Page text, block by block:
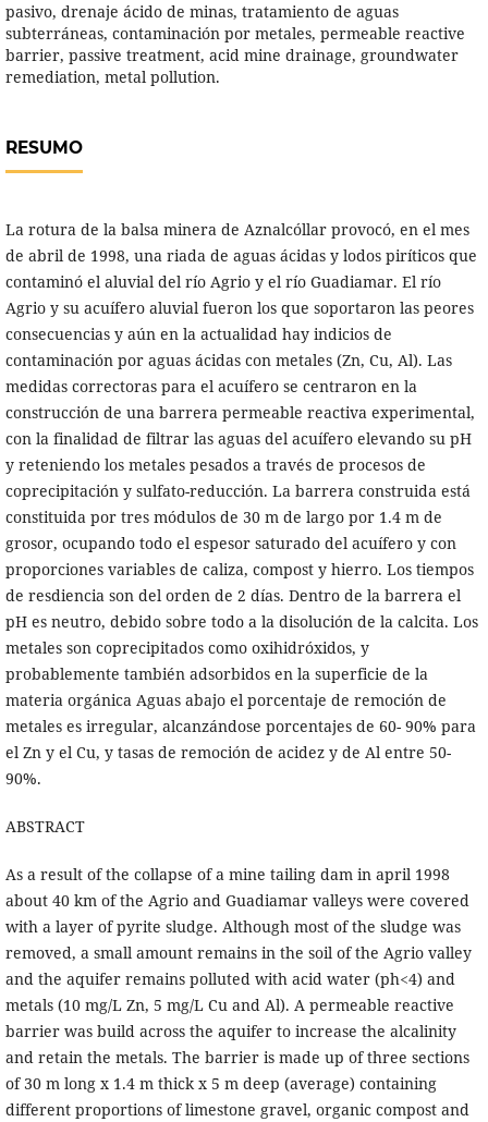
pasivo, drenaje ácido de minas, tratamiento de aguas
subterráneas, contaminación por metales, permeable reactive
barrier, passive treatment, acid mine drainage, groundwater
remediation, metal pollution.
RESUMO
La rotura de la balsa minera de Aznalcóllar provocó, en el mes
de abril de 1998, una riada de aguas ácidas y lodos piríticos que
contaminó el aluvial del río Agrio y el río Guadiamar. El río
Agrio y su acuífero aluvial fueron los que soportaron las peores
consecuencias y aún en la actualidad hay indicios de
contaminación por aguas ácidas con metales (Zn, Cu, Al). Las
medidas correctoras para el acuífero se centraron en la
construcción de una barrera permeable reactiva experimental,
con la finalidad de filtrar las aguas del acuífero elevando su pH
y reteniendo los metales pesados a través de procesos de
coprecipitación y sulfato-reducción. La barrera construida está
constituida por tres módulos de 30 m de largo por 1.4 m de
grosor, ocupando todo el espesor saturado del acuífero y con
proporciones variables de caliza, compost y hierro. Los tiempos
de resdiencia son del orden de 2 días. Dentro de la barrera el
pH es neutro, debido sobre todo a la disolución de la calcita. Los
metales son coprecipitados como oxihidróxidos, y
probablemente también adsorbidos en la superficie de la
materia orgánica Aguas abajo el porcentaje de remoción de
metales es irregular, alcanzándose porcentajes de 60- 90% para
el Zn y el Cu, y tasas de remoción de acidez y de Al entre 50-
90%.
ABSTRACT
As a result of the collapse of a mine tailing dam in april 1998
about 40 km of the Agrio and Guadiamar valleys were covered
with a layer of pyrite sludge. Although most of the sludge was
removed, a small amount remains in the soil of the Agrio valley
and the aquifer remains polluted with acid water (ph<4) and
metals (10 mg/L Zn, 5 mg/L Cu and Al). A permeable reactive
barrier was build across the aquifer to increase the alcalinity
and retain the metals. The barrier is made up of three sections
of 30 m long x 1.4 m thick x 5 m deep (average) containing
different proportions of limestone gravel, organic compost and